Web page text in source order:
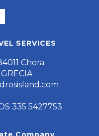
SERVICES
Chora
335 5427753